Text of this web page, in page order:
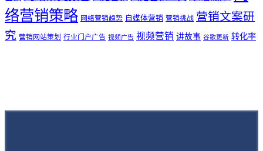
络营销策略 网络营销趋势 自媒体营销 营销挑战 营销文案研
究 营销网站策划 行业门户广告 视频广告 视频营销 讲故事 谷歌更新 转化率